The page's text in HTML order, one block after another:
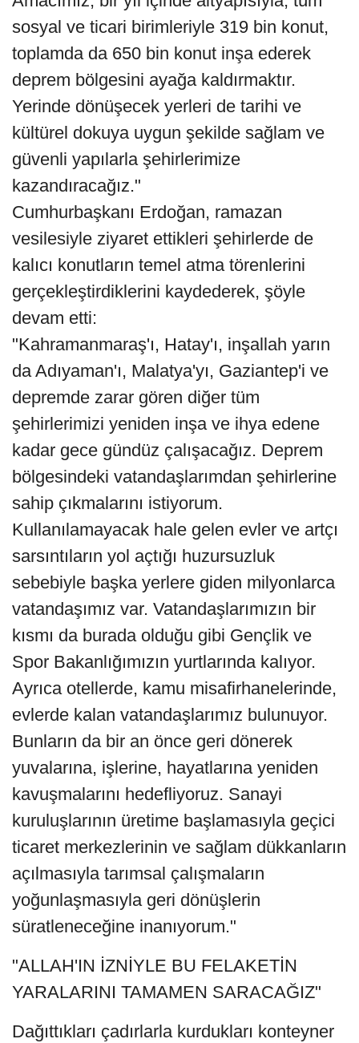
sosyal ve ticari birimleriyle 319 bin konut,
toplamda da 650 bin konut inşa ederek
deprem bölgesini ayağa kaldırmaktır.
Yerinde dönüşecek yerleri de tarihi ve
kültürel dokuya uygun şekilde sağlam ve
güvenli yapılarla şehirlerimize
kazandıracağız."
Cumhurbaşkanı Erdoğan, ramazan
vesilesiyle ziyaret ettikleri şehirlerde de
kalıcı konutların temel atma törenlerini
gerçekleştirdiklerini kaydederek, şöyle
devam etti:
"Kahramanmaraş'ı, Hatay'ı, inşallah yarın
da Adıyaman'ı, Malatya'yı, Gaziantep'i ve
depremde zarar gören diğer tüm
şehirlerimizi yeniden inşa ve ihya edene
kadar gece gündüz çalışacağız. Deprem
bölgesindeki vatandaşlarımdan şehirlerine
sahip çıkmalarını istiyorum.
Kullanılamayacak hale gelen evler ve artçı
sarsıntıların yol açtığı huzursuzluk
sebebiyle başka yerlere giden milyonlarca
vatandaşımız var. Vatandaşlarımızın bir
kısmı da burada olduğu gibi Gençlik ve
Spor Bakanlığımızın yurtlarında kalıyor.
Ayrıca otellerde, kamu misafirhanelerinde,
evlerde kalan vatandaşlarımız bulunuyor.
Bunların da bir an önce geri dönerek
yuvalarına, işlerine, hayatlarına yeniden
kavuşmalarını hedefliyoruz. Sanayi
kuruluşlarının üretime başlamasıyla geçici
ticaret merkezlerinin ve sağlam dükkanların
açılmasıyla tarımsal çalışmaların
yoğunlaşmasıyla geri dönüşlerin
süratleneceğine inanıyorum."
"ALLAH'IN İZNİYLE BU FELAKETİN
YARALARINI TAMAMEN SARACAĞIZ"
Dağıttıkları çadırlarla kurdukları konteyner